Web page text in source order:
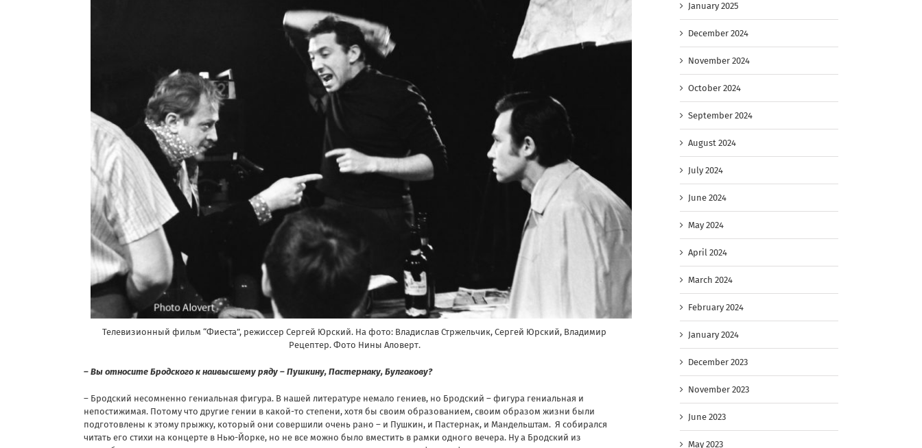
Телевизионный фильм “Фиеста”, режиссер Сергей Юрский. На фото: Владислав Стржельчик, Сергей Юрский, Владимир
Рецептер. Фото Нины Аловерт.
– Вы относите Бродского к наивысшему ряду – Пушкину, Пастернаку, Булгакову?
– Бродский несомненно гениальная фигура. В нашей литературе немало гениев, но Бродский – фигура гениальная и
непостижимая. Потому что другие гении в какой-то степени, хотя бы своим образованием, своим образом жизни были
подготовлены к этому прыжку, который они совершили очень рано – и Пушкин, и Пастернак, и Мандельштам. Я собирался
читать его стихи на концерте в Нью-Йорке, но не все можно было вместить в рамки одного вечера. Ну а Бродский из
January 2025
December 2024
November 2024
October 2024
September 2024
August 2024
July 2024
June 2024
May 2024
April 2024
March 2024
February 2024
January 2024
December 2023
November 2023
June 2023
May 2023